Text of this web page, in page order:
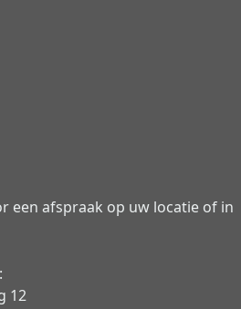
een afspraak op uw locatie of in
12